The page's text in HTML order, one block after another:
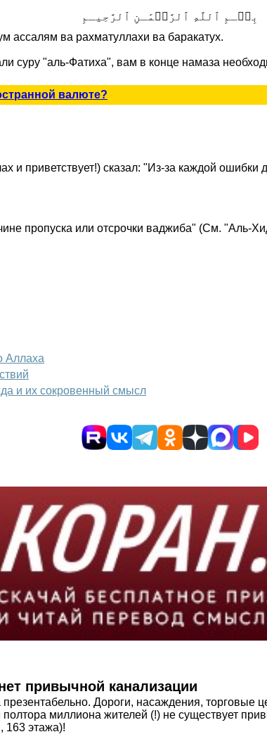
بِسۡـمِ ٱللَّهِ ٱلرَّحۡمَٰـنِ ٱلرَّحِيـمِ
ва рахматуллахи ва баракатух.
суру "аль-Фатиха", вам в конце намаза
валюте?
и приветствует!) сказал: "Из-за каждой
пропуска или отсрочки ваджиба" (См. "Аль-
Аллаха
и их сокровенный смысл
привычной канализации
Дороги, насаждения, торговые
полтора миллиона жителей (!) не существует
163 этажа)!